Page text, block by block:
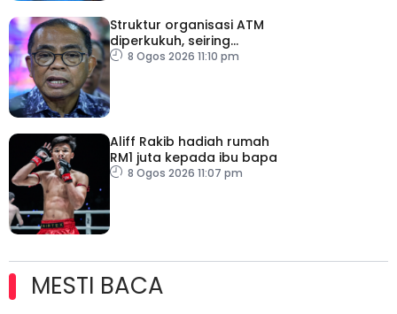
Struktur organisasi ATM
diperkukuh, seiring
pemodenan aset
8 Ogos 2026 11:10 pm
Aliff Rakib hadiah rumah
RM1 juta kepada ibu bapa
8 Ogos 2026 11:07 pm
MESTI BACA